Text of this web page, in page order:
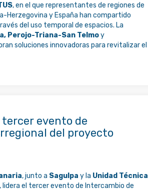
, en el que representantes de regiones de
Herzegovina y España han compartido
del uso temporal de espacios. La
Perojo-Triana-San Telmoy
soluciones innovadoras para revitalizar el
evento de
del proyecto
, junto a Sagulpa y la Unidad Técnica
, lidera el tercer evento de Intercambio de